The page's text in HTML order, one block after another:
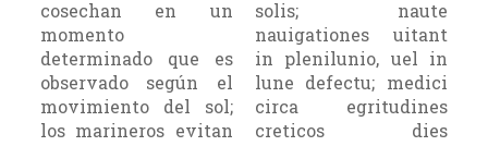
cosechan en un
momento
determinado que es
observado según el
movimiento del sol;
los marineros evitan
solis; naute
nauigationes uitant
in plenilunio, uel in
lune defectu; medici
circa egritudines
creticos dies